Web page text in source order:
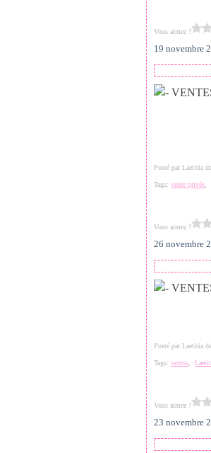
Vous aimez ?
19 novembre
Posté par Laetitia
Tags:vente privée ,
Vous aimez ?
26 novembre
Posté par Laetitia
Tags:vertou ,
Vous aimez ?
23 novembre